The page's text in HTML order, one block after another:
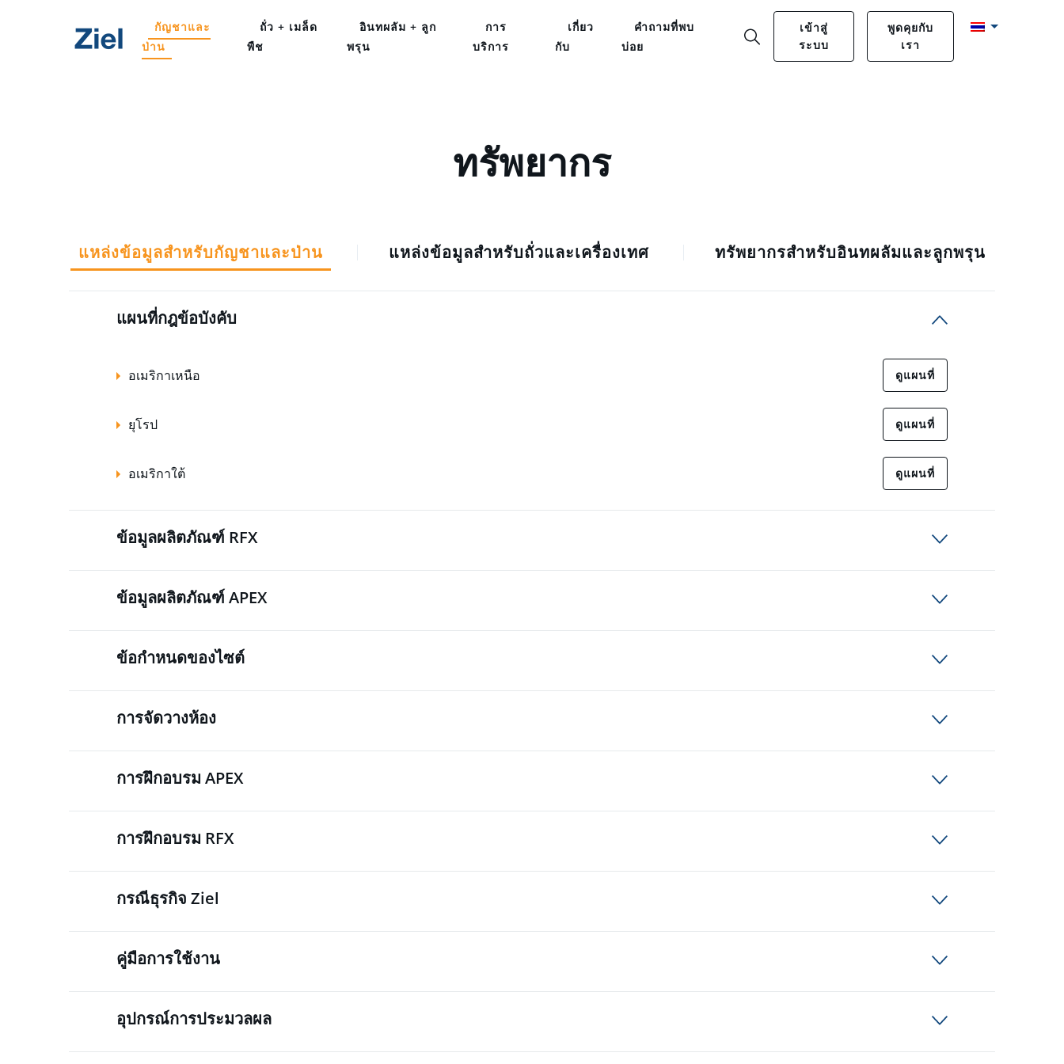
กัญชาและ
ป่าน
ถั่ว + เมล็ด
พืช
อินทผลัม + ลูก
พรุน
การ
บริการ
เกี่ยว
กับ
คำถามที่พบ
บ่อย
เข้าสู่
ระบบ
พูดคุยกับ
เรา
ทรัพยากร
แหล่งข้อมูลสำหรับกัญชาและป่าน แหล่งข้อมูลสำหรับถั่วและเครื่องเทศ ทรัพยากรสำหรับอินทผลัมและลูกพรุน
แผนที่กฎข้อบังคับ
อเมริกาเหนือ ดูแผนที่
ยุโรป ดูแผนที่
อเมริกาใต้ ดูแผนที่
ข้อมูลผลิตภัณฑ์ RFX
ข้อมูลผลิตภัณฑ์ APEX
ข้อกำหนดของไซต์
การจัดวางห้อง
การฝึกอบรม APEX
การฝึกอบรม RFX
กรณีธุรกิจ Ziel
คู่มือการใช้งาน
อุปกรณ์การประมวลผล